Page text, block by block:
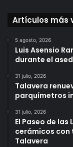
Artículos más
5 agosto, 2026
Luis Asensio
durante el
31 julio, 2026
Talavera
parquímetros
31 julio, 2026
El Paseo de
cerámicos con
Talavera